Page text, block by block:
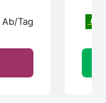
Ab/Tag